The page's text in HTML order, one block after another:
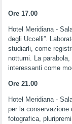
Ore 17.00
Hotel Meridiana -
degli Uccelli”.
studiarli, come
notturni. La
interessanti come
Ore 21.00
Hotel Meridiana -
per la conservazione
fotografica,